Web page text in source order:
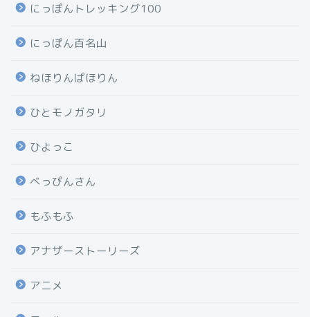
にっぽんトレッキング100
にっぽん百名山
ねほりんぱほりん
ひとモノガタリ
ひよっこ
べっぴんさん
もふもふ
アナザーストーリーズ
アニメ